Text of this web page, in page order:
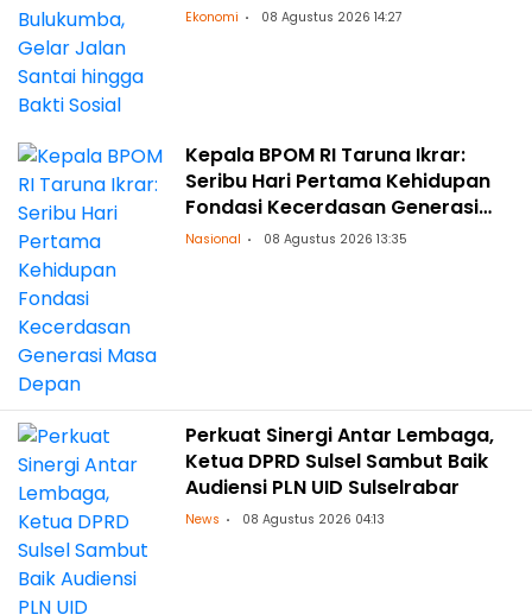
Ekonomi 08 Agustus 2026 14:27
Kepala BPOM RI Taruna Ikrar:
Seribu Hari Pertama Kehidupan
Fondasi Kecerdasan Generasi
Masa Depan
Nasional 08 Agustus 2026 13:35
Perkuat Sinergi Antar Lembaga,
Ketua DPRD Sulsel Sambut Baik
Audiensi PLN UID Sulselrabar
News 08 Agustus 2026 04:13